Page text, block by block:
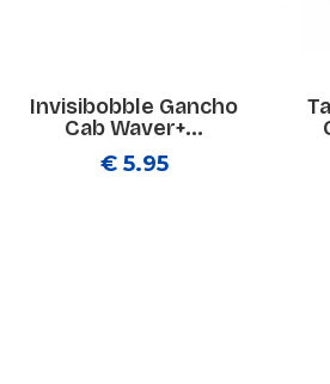
Invisibobble Gancho
Cab Waver+...
€ 5.95